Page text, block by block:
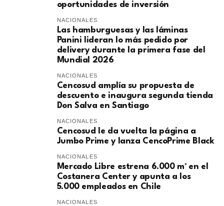
oportunidades de inversión
NACIONALES
Las hamburguesas y las láminas
Panini lideran lo más pedido por
delivery durante la primera fase del
Mundial 2026
NACIONALES
Cencosud amplía su propuesta de
descuento e inaugura segunda tienda
Don Salva en Santiago
NACIONALES
Cencosud le da vuelta la página a
Jumbo Prime y lanza CencoPrime Black
NACIONALES
Mercado Libre estrena 6.000 m² en el
Costanera Center y apunta a los
5.000 empleados en Chile
NACIONALES